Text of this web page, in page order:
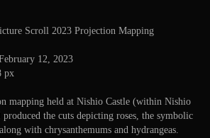
Scroll 2023 Projection Mapping
12, 2023
px
mapping held at Nishio Castle (within Nishio
the cuts depicting roses, the symbolic
with chrysanthemums and hydrangeas.